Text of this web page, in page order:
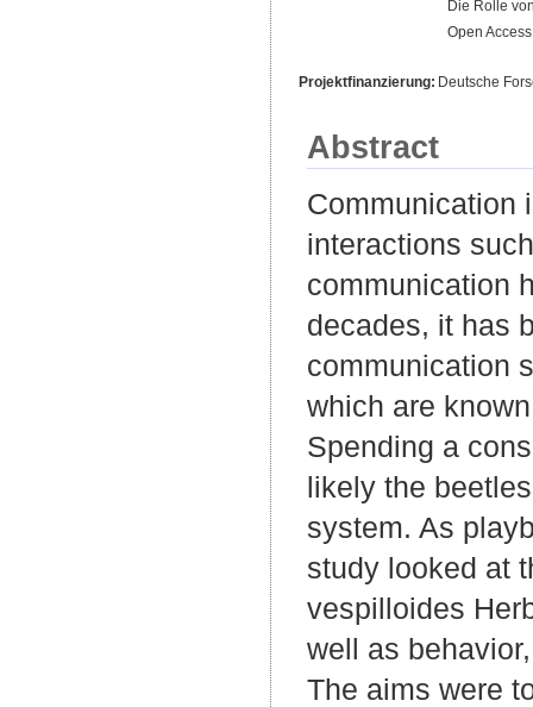
Die Rolle
Open
Projektfinanzierung: Deutsche
Abstract
Communication
interactions
communication
decades, it has
communication
which are
Spending a
likely the
system. As
study looked at
vespilloides
well as
The aims were